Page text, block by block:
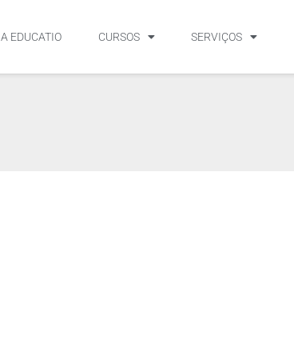
A EDUCATIO CURSOS SERVIÇOS